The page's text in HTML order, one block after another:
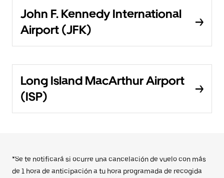
John F. Kennedy International
Airport (JFK)
Long Island MacArthur Airport
(ISP)
*Se te notificará si ocurre una cancelación de vuelo con más
de 1 hora de anticipación a tu hora programada de recogida